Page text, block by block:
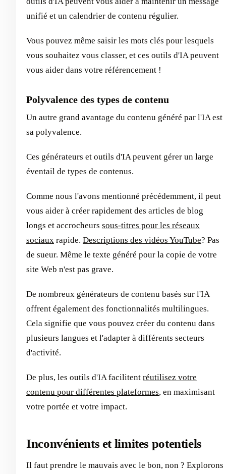
unifié et un calendrier de contenu régulier.
Vous pouvez même saisir les mots clés pour lesquels
vous souhaitez vous classer, et ces outils d'IA peuvent
vous aider dans votre référencement !
Polyvalence des types de contenu
Un autre grand avantage du contenu généré par l'IA est
sa polyvalence.
Ces générateurs et outils d'IA peuvent gérer un large
éventail de types de contenus.
Comme nous l'avons mentionné précédemment, il peut
vous aider à créer rapidement des articles de blog
longs et accrocheurs sous-titres pour les réseaux
sociaux rapide. Descriptions des vidéos YouTube? Pas
de sueur. Même le texte généré pour la copie de votre
site Web n'est pas grave.
De nombreux générateurs de contenu basés sur l'IA
offrent également des fonctionnalités multilingues.
Cela signifie que vous pouvez créer du contenu dans
plusieurs langues et l'adapter à différents secteurs
d'activité.
De plus, les outils d'IA facilitent réutilisez votre
contenu pour différentes plateformes, en maximisant
votre portée et votre impact.
Inconvénients et limites potentiels
Il faut prendre le mauvais avec le bon, non ? Explorons